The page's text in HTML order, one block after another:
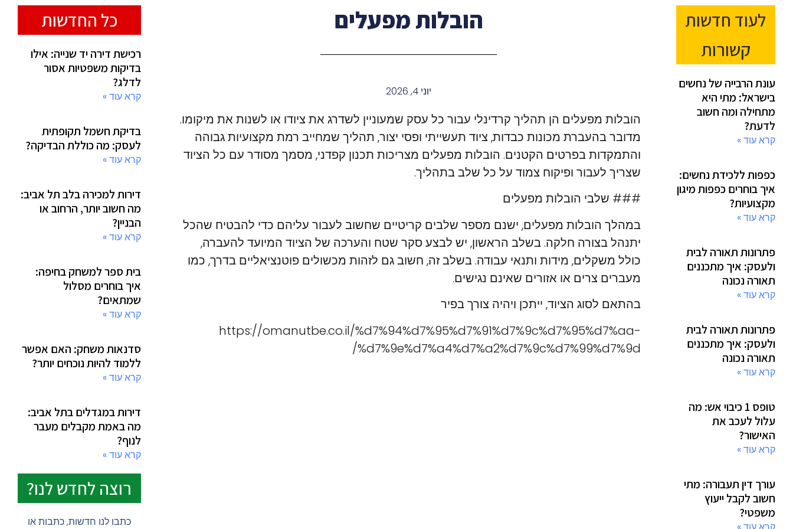
לעוד חדשות
קשורות
עונת הרבייה של נחשים
בישראל: מתי היא
מתחילה ומה חשוב
לדעת?
קרא עוד »
כפפות ללכידת נחשים:
איך בוחרים כפפות מיגון
מקצועיות?
קרא עוד »
פתרונות תאורה לבית
ולעסק: איך מתכננים
תאורה נכונה
קרא עוד »
פתרונות תאורה לבית
ולעסק: איך מתכננים
תאורה נכונה
קרא עוד »
טופס 1 כיבוי אש: מה
עלול לעכב את
האישור?
קרא עוד »
עורך דין תעבורה: מתי
חשוב לקבל ייעוץ
משפטי?
הובלות מפעלים
יוני 4, 2026
הובלות מפעלים הן תהליך קרדינלי עבור כל עסק שמעוניין לשדרג את ציודו או לשנות את מיקומו.
מדובר בהעברת מכונות כבדות, ציוד תעשייתי ופסי יצור, תהליך שמחייב רמת מקצועיות גבוהה
והתמקדות בפרטים הקטנים. הובלות מפעלים מצריכות תכנון קפדני, מסמך מסודר עם כל הציוד
שצריך לעבור ופיקוח צמוד על כל שלב בתהליך.
### שלבי הובלות מפעלים
במהלך הובלות מפעלים, ישנם מספר שלבים קריטיים שחשוב לעבור עליהם כדי להבטיח שהכל
יתנהל בצורה חלקה. בשלב הראשון, יש לבצע סקר שטח והערכה של הציוד המיועד להעברה,
כולל משקלים, מידות ותנאי עבודה. בשלב זה, חשוב גם לזהות מכשולים פוטנציאליים בדרך, כמו
מעברים צרים או אזורים שאינם נגישים.
בהתאם לסוג הציוד, ייתכן ויהיה צורך בפיר
https://omanutbe.co.il/%d7%94%d7%95%d7%91%d7%9c%d7%95%d7%aa-
%d7%9e%d7%a4%d7%a2%d7%9c%d7%99%d7%9d/
כל החדשות
רכישת דירה יד שנייה: אילו
בדיקות משפטיות אסור
לדלג?
קרא עוד »
בדיקת חשמל תקופתית
לעסק: מה כוללת הבדיקה?
קרא עוד »
דירות למכירה בלב תל אביב:
מה חשוב יותר, הרחוב או
הבניין?
קרא עוד »
בית ספר למשחק בחיפה:
איך בוחרים מסלול
שמתאים?
קרא עוד »
סדנאות משחק: האם אפשר
ללמוד להיות נוכחים יותר?
קרא עוד »
דירות במגדלים בתל אביב:
מה באמת מקבלים מעבר
לנוף?
קרא עוד »
רוצה לחדש לנו?
כתבו לנו חדשות, כתבות או